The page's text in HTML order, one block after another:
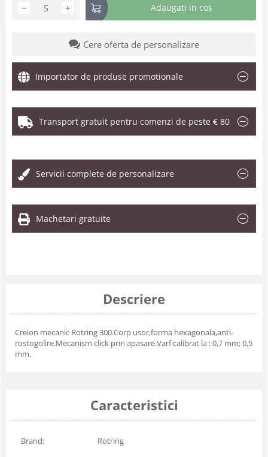
+
− Adaugati in cos
Cere oferta de personalizare
Importator de produse promotionale
Transport gratuit pentru comenzi de peste € 80
Servicii complete de personalizare
Machetari gratuite
Descriere
Creion mecanic Rotring 300.Corp usor,forma hexagonala,anti-
rostogolire.Mecanism click prin apasare.Varf calibrat la : 0,7 mm; 0,5
mm.
Caracteristici
Brand: Rotring